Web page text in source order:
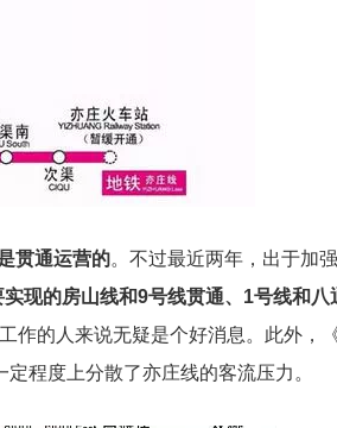
贯通运营的。不过最近两年，出于加
实现的房山线和9号线贯通、1号线和八
作的人来说无疑是个好消息。此外，
定程度上分散了亦庄线的客流压力。